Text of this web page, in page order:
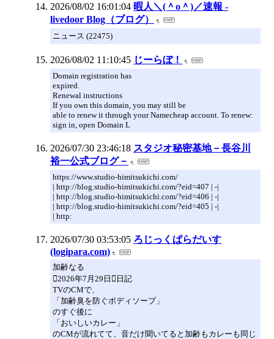
2026/08/02 16:01:04 暇人＼(＾o＾)／速報 -
livedoor Blog（ブログ）
ニュース (22475)
2026/08/02 11:10:45 じーらぼ！
Domain registration has
expired.
Renewal instructions
If you own this domain, you may still be
able to renew it through your Namecheap account. To renew:
sign in, open Domain L
2026/07/30 23:46:18 スタジオ秘密基地－長谷川
裕一公式ブログ－
https://www.studio-himitsukichi.com/
| http://blog.studio-himitsukichi.com/?eid=407 | -|
| http://blog.studio-himitsukichi.com/?eid=406 | -|
| http://blog.studio-himitsukichi.com/?eid=405 | -|
| http:
2026/07/30 03:53:05 ろじっくぱらだいす
(logipara.com)
加齢なる
2026年7月29日日記
TVのCMで、
「加齢臭を防ぐボディソープ」
のすぐ後に
「おいしいカレー」
のCMが流れてて、音だけ聞いてると加齢もカレーも同じ